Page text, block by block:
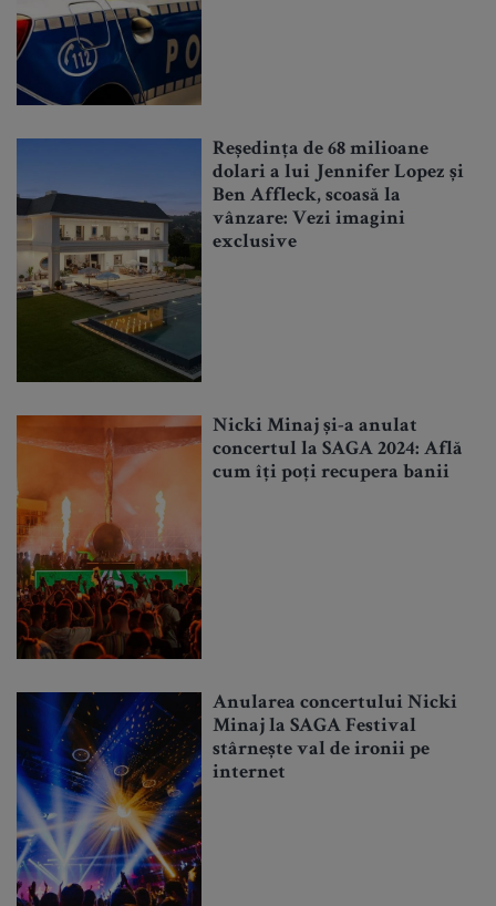
Reședința de 68 milioane
dolari a lui Jennifer Lopez și
Ben Affleck, scoasă la
vânzare: Vezi imagini
exclusive
Nicki Minaj și-a anulat
concertul la SAGA 2024: Află
cum îți poți recupera banii
Anularea concertului Nicki
Minaj la SAGA Festival
stârnește val de ironii pe
internet